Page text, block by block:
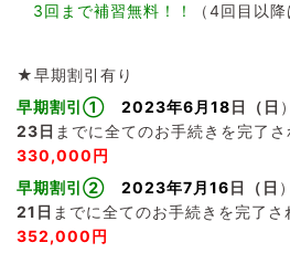
3回まで補習無料！！
（4回目以
★早期割引有り
早期割引①
2023年6月18日（日
23日 までに全てのお手続きを完了
330,000円
早期割引②
2023年7月16日（日
21日 までに全てのお手続きを完了
352,000円